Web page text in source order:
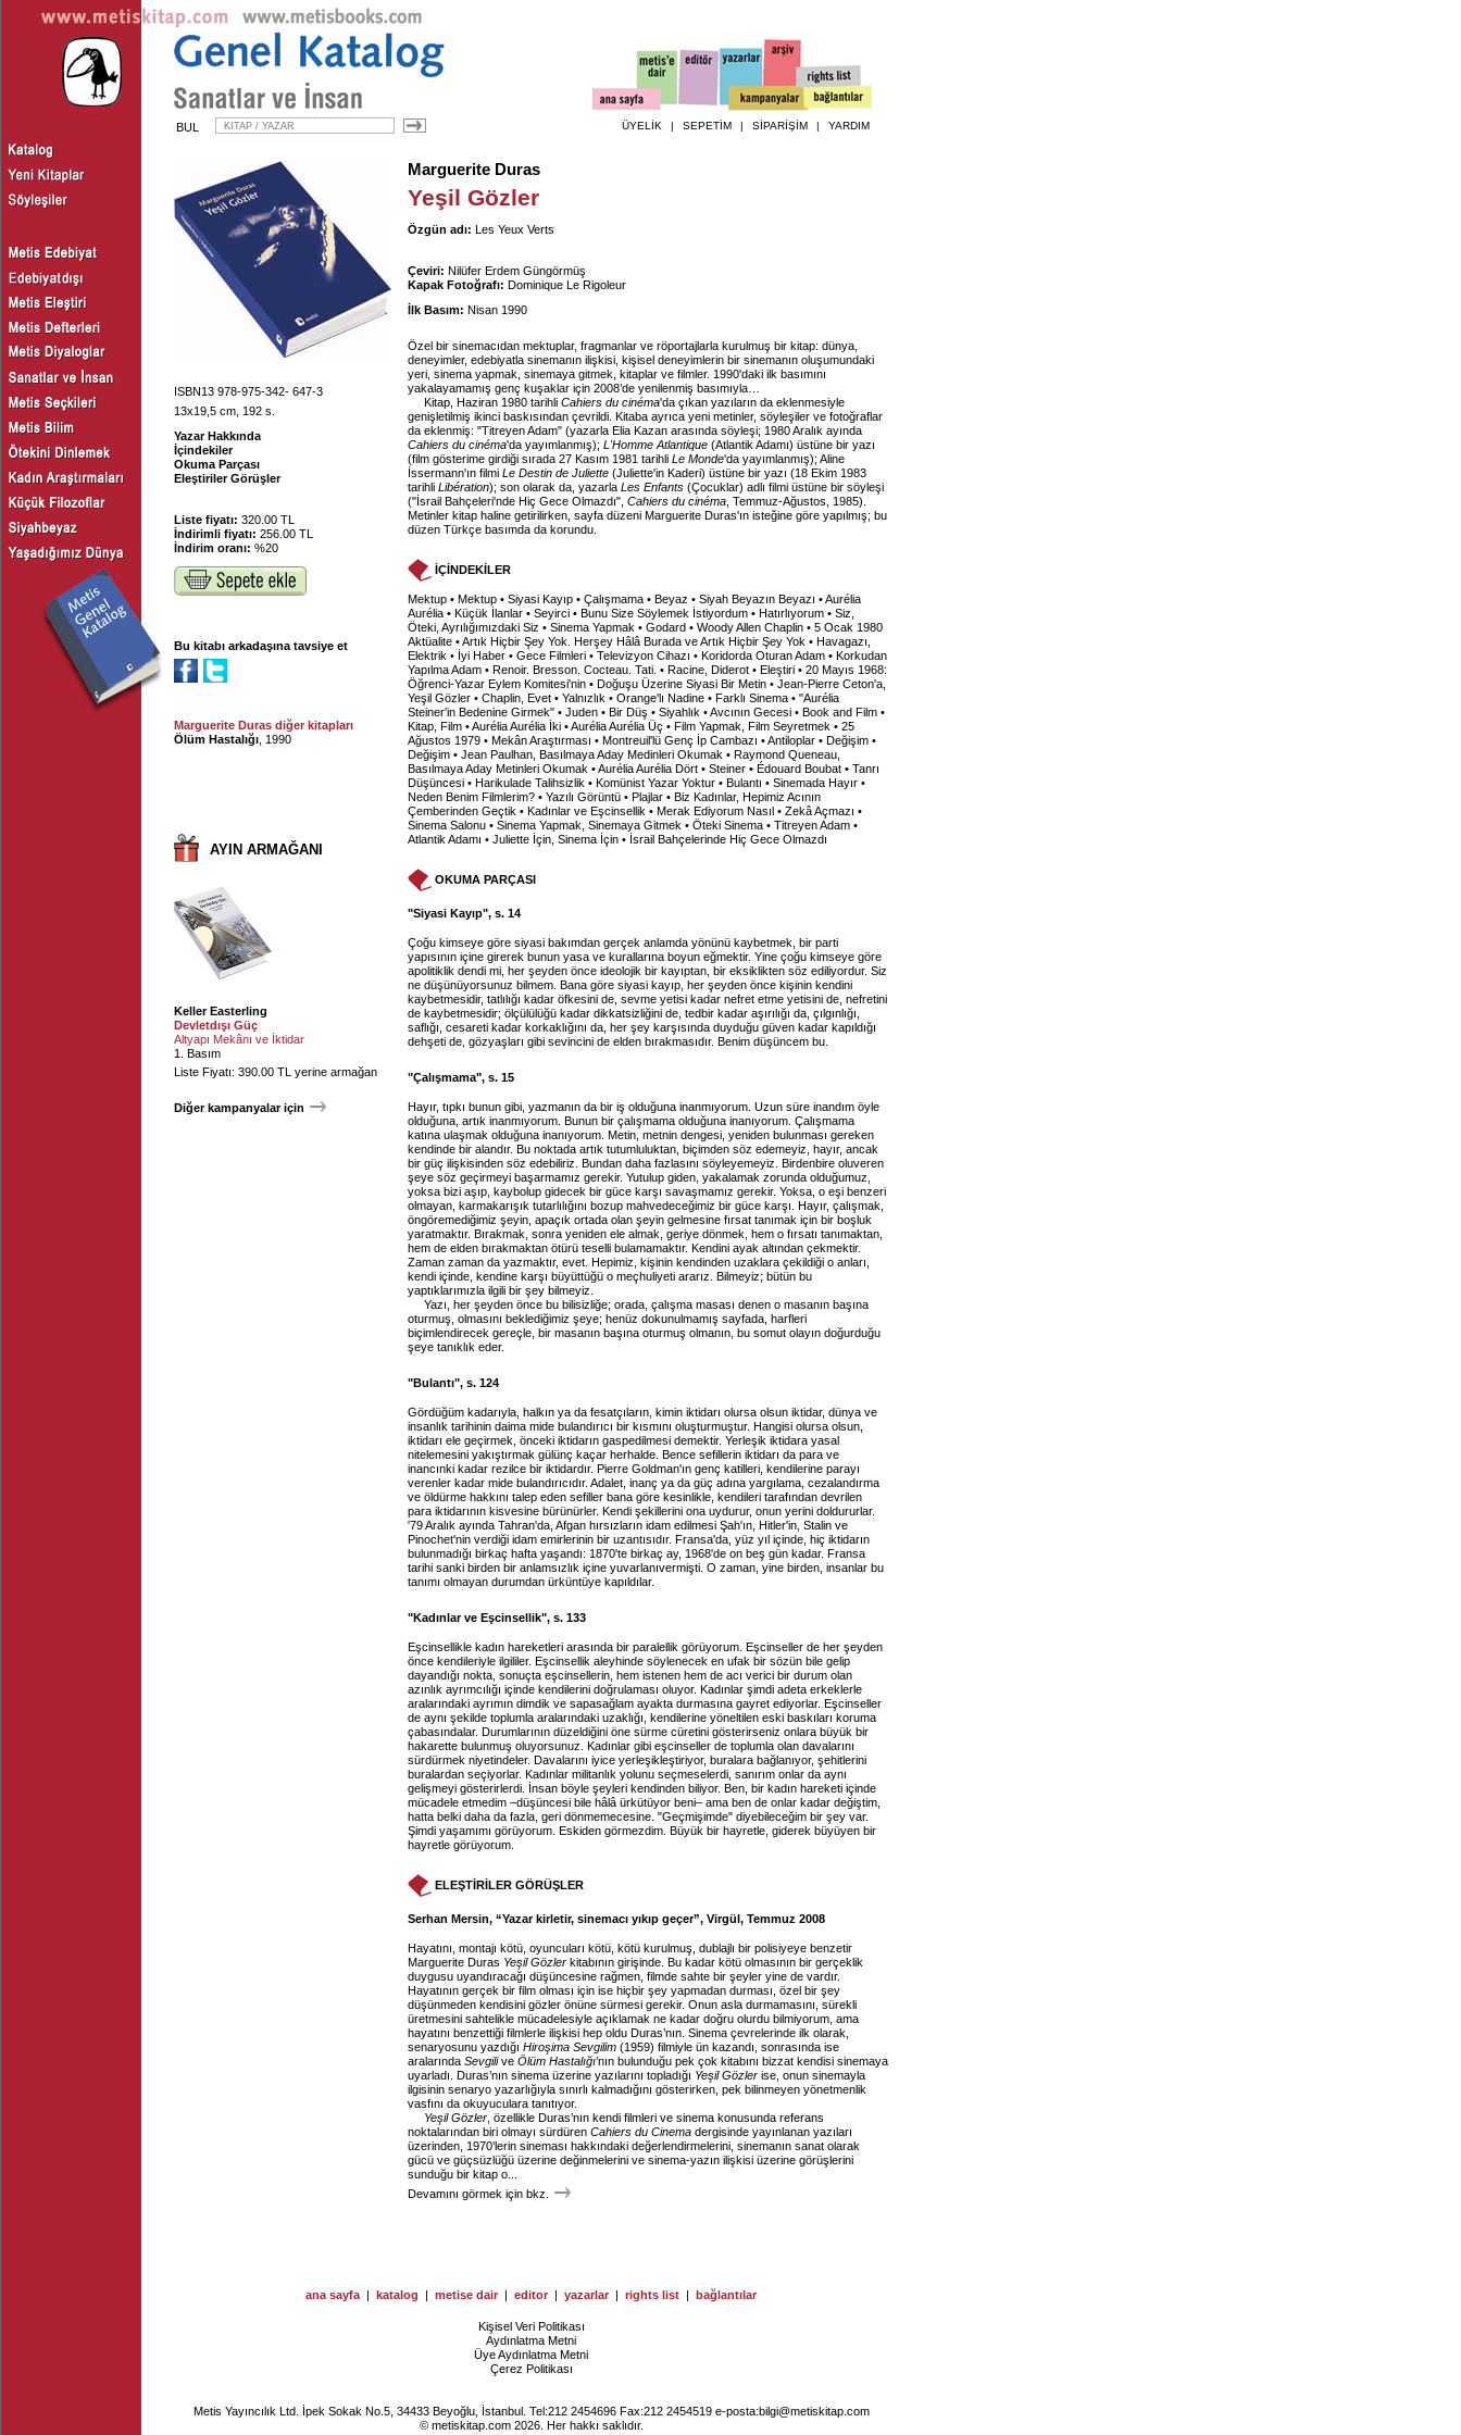
BUL ÜYELİK | SEPETİM | SİPARİŞİM | YARDIM
ISBN13 978-975-342- 647-3
13x19,5 cm, 192 s.
Yazar Hakkında
İçindekiler
Okuma Parçası
Eleştiriler Görüşler
Liste fiyatı: 320.00 TL
İndirimli fiyatı: 256.00 TL
İndirim oranı: %20
Bu kitabı arkadaşına tavsiye et
Marguerite Duras diğer kitapları
Ölüm Hastalığı , 1990
AYIN ARMAĞANI
Keller Easterling
Devletdışı Güç
Altyapı Mekânı ve İktidar
1. Basım
Liste Fiyatı: 390.00 TL yerine armağan
Diğer kampanyalar için
Marguerite Duras
Yeşil Gözler
Özgün adı: Les Yeux Verts
Çeviri: Nilüfer Erdem Güngörmüş
Kapak Fotoğrafı: Dominique Le Rigoleur
İlk Basım: Nisan 1990
Özel bir sinemacıdan mektuplar, fragmanlar ve röportajlarla kurulmuş bir kitap: dünya,
deneyimler, edebiyatla sinemanın ilişkisi, kişisel deneyimlerin bir sinemanın oluşumundaki
yeri, sinema yapmak, sinemaya gitmek, kitaplar ve filmler. 1990'daki ilk basımını
yakalayamamış genç kuşaklar için 2008’de yenilenmiş basımıyla…
Kitap, Haziran 1980 tarihli Cahiers du cinéma'da çıkan yazıların da eklenmesiyle
genişletilmiş ikinci baskısından çevrildi. Kitaba ayrıca yeni metinler, söyleşiler ve fotoğraflar
da eklenmiş: "Titreyen Adam" (yazarla Elia Kazan arasında söyleşi; 1980 Aralık ayında
Cahiers du cinéma'da yayımlanmış); L'Homme Atlantique (Atlantik Adamı) üstüne bir yazı
(film gösterime girdiği sırada 27 Kasım 1981 tarihli Le Monde'da yayımlanmış); Aline
İssermann'ın filmi Le Destin de Juliette (Juliette'in Kaderi) üstüne bir yazı (18 Ekim 1983
tarihli Libération); son olarak da, yazarla Les Enfants (Çocuklar) adlı filmi üstüne bir söyleşi
("İsrail Bahçeleri'nde Hiç Gece Olmazdı", Cahiers du cinéma , Temmuz-Ağustos, 1985).
Metinler kitap haline getirilirken, sayfa düzeni Marguerite Duras'ın isteğine göre yapılmış; bu
düzen Türkçe basımda da korundu.
İÇİNDEKİLER
Mektup • Mektup • Siyasi Kayıp • Çalışmama • Beyaz • Siyah Beyazın Beyazı • Aurélia
Aurélia • Küçük İlanlar • Seyirci • Bunu Size Söylemek İstiyordum • Hatırlıyorum • Siz,
Öteki, Ayrılığımızdaki Siz • Sinema Yapmak • Godard • Woody Allen Chaplin • 5 Ocak 1980
Aktüalite • Artık Hiçbir Şey Yok. Herşey Hâlâ Burada ve Artık Hiçbir Şey Yok • Havagazı,
Elektrik • İyi Haber • Gece Filmleri • Televizyon Cihazı • Koridorda Oturan Adam • Korkudan
Yapılma Adam • Renoir. Bresson. Cocteau. Tati. • Racine, Diderot • Eleştiri • 20 Mayıs 1968:
Öğrenci-Yazar Eylem Komitesi'nin • Doğuşu Üzerine Siyasi Bir Metin • Jean-Pierre Ceton'a,
Yeşil Gözler • Chaplin, Evet • Yalnızlık • Orange'lı Nadine • Farklı Sinema • "Aurélia
Steiner'in Bedenine Girmek" • Juden • Bir Düş • Siyahlık • Avcının Gecesi • Book and Film •
Kitap, Film • Aurélia Aurélia İki • Aurélia Aurélia Üç • Film Yapmak, Film Seyretmek • 25
Ağustos 1979 • Mekân Araştırması • Montreuil'lü Genç İp Cambazı • Antiloplar • Değişim •
Değişim • Jean Paulhan, Basılmaya Aday Medinleri Okumak • Raymond Queneau,
Basılmaya Aday Metinleri Okumak • Aurélia Aurélia Dört • Steiner • Édouard Boubat • Tanrı
Düşüncesi • Harikulade Talihsizlik • Komünist Yazar Yoktur • Bulantı • Sinemada Hayır •
Neden Benim Filmlerim? • Yazılı Görüntü • Plajlar • Biz Kadınlar, Hepimiz Acının
Çemberinden Geçtik • Kadınlar ve Eşcinsellik • Merak Ediyorum Nasıl • Zekâ Açmazı •
Sinema Salonu • Sinema Yapmak, Sinemaya Gitmek • Öteki Sinema • Titreyen Adam •
Atlantik Adamı • Juliette İçin, Sinema İçin • İsrail Bahçelerinde Hiç Gece Olmazdı
OKUMA PARÇASI
"Siyasi Kayıp", s. 14
Çoğu kimseye göre siyasi bakımdan gerçek anlamda yönünü kaybetmek, bir parti
yapısının içine girerek bunun yasa ve kurallarına boyun eğmektir. Yine çoğu kimseye göre
apolitiklik dendi mi, her şeyden önce ideolojik bir kayıptan, bir eksiklikten söz ediliyordur. Siz
ne düşünüyorsunuz bilmem. Bana göre siyasi kayıp, her şeyden önce kişinin kendini
kaybetmesidir, tatlılığı kadar öfkesini de, sevme yetisi kadar nefret etme yetisini de, nefretini
de kaybetmesidir; ölçülülüğü kadar dikkatsizliğini de, tedbir kadar aşırılığı da, çılgınlığı,
saflığı, cesareti kadar korkaklığını da, her şey karşısında duyduğu güven kadar kapıldığı
dehşeti de, gözyaşları gibi sevincini de elden bırakmasıdır. Benim düşüncem bu.
"Çalışmama", s. 15
Hayır, tıpkı bunun gibi, yazmanın da bir iş olduğuna inanmıyorum. Uzun süre inandım öyle
olduğuna, artık inanmıyorum. Bunun bir çalışmama olduğuna inanıyorum. Çalışmama
katına ulaşmak olduğuna inanıyorum. Metin, metnin dengesi, yeniden bulunması gereken
kendinde bir alandır. Bu noktada artık tutumluluktan, biçimden söz edemeyiz, hayır, ancak
bir güç ilişkisinden söz edebiliriz. Bundan daha fazlasını söyleyemeyiz. Birdenbire oluveren
şeye söz geçirmeyi başarmamız gerekir. Yutulup giden, yakalamak zorunda olduğumuz,
yoksa bizi aşıp, kaybolup gidecek bir güce karşı savaşmamız gerekir. Yoksa, o eşi benzeri
olmayan, karmakarışık tutarlılığını bozup mahvedeceğimiz bir güce karşı. Hayır, çalışmak,
öngöremediğimiz şeyin, apaçık ortada olan şeyin gelmesine fırsat tanımak için bir boşluk
yaratmaktır. Bırakmak, sonra yeniden ele almak, geriye dönmek, hem o fırsatı tanımaktan,
hem de elden bırakmaktan ötürü teselli bulamamaktır. Kendini ayak altından çekmektir.
Zaman zaman da yazmaktır, evet. Hepimiz, kişinin kendinden uzaklara çekildiği o anları,
kendi içinde, kendine karşı büyüttüğü o meçhuliyeti ararız. Bilmeyiz; bütün bu
yaptıklarımızla ilgili bir şey bilmeyiz.
Yazı, her şeyden önce bu bilisizliğe; orada, çalışma masası denen o masanın başına
oturmuş, olmasını beklediğimiz şeye; henüz dokunulmamış sayfada, harfleri
biçimlendirecek gereçle, bir masanın başına oturmuş olmanın, bu somut olayın doğurduğu
şeye tanıklık eder.
"Bulantı", s. 124
Gördüğüm kadarıyla, halkın ya da fesatçıların, kimin iktidarı olursa olsun iktidar, dünya ve
insanlık tarihinin daima mide bulandırıcı bir kısmını oluşturmuştur. Hangisi olursa olsun,
iktidarı ele geçirmek, önceki iktidarın gaspedilmesi demektir. Yerleşik iktidara yasal
nitelemesini yakıştırmak gülünç kaçar herhalde. Bence sefillerin iktidarı da para ve
inancınki kadar rezilce bir iktidardır. Pierre Goldman'ın genç katilleri, kendilerine parayı
verenler kadar mide bulandırıcıdır. Adalet, inanç ya da güç adına yargılama, cezalandırma
ve öldürme hakkını talep eden sefiller bana göre kesinlikle, kendileri tarafından devrilen
para iktidarının kisvesine bürünürler. Kendi şekillerini ona uydurur, onun yerini doldururlar.
'79 Aralık ayında Tahran'da, Afgan hırsızların idam edilmesi Şah'ın, Hitler'in, Stalin ve
Pinochet'nin verdiği idam emirlerinin bir uzantısıdır. Fransa'da, yüz yıl içinde, hiç iktidarın
bulunmadığı birkaç hafta yaşandı: 1870'te birkaç ay, 1968'de on beş gün kadar. Fransa
tarihi sanki birden bir anlamsızlık içine yuvarlanıvermişti. O zaman, yine birden, insanlar bu
tanımı olmayan durumdan ürküntüye kapıldılar.
"Kadınlar ve Eşcinsellik", s. 133
Eşcinsellikle kadın hareketleri arasında bir paralellik görüyorum. Eşcinseller de her şeyden
önce kendileriyle ilgililer. Eşcinsellik aleyhinde söylenecek en ufak bir sözün bile gelip
dayandığı nokta, sonuçta eşcinsellerin, hem istenen hem de acı verici bir durum olan
azınlık ayrımcılığı içinde kendilerini doğrulaması oluyor. Kadınlar şimdi adeta erkeklerle
aralarındaki ayrımın dimdik ve sapasağlam ayakta durmasına gayret ediyorlar. Eşcinseller
de aynı şekilde toplumla aralarındaki uzaklığı, kendilerine yöneltilen eski baskıları koruma
çabasındalar. Durumlarının düzeldiğini öne sürme cüretini gösterirseniz onlara büyük bir
hakarette bulunmuş oluyorsunuz. Kadınlar gibi eşcinseller de toplumla olan davalarını
sürdürmek niyetindeler. Davalarını iyice yerleşikleştiriyor, buralara bağlanıyor, şehitlerini
buralardan seçiyorlar. Kadınlar militanlık yolunu seçmeselerdi, sanırım onlar da aynı
gelişmeyi gösterirlerdi. İnsan böyle şeyleri kendinden biliyor. Ben, bir kadın hareketi içinde
mücadele etmedim –düşüncesi bile hâlâ ürkütüyor beni– ama ben de onlar kadar değiştim,
hatta belki daha da fazla, geri dönmemecesine. "Geçmişimde" diyebileceğim bir şey var.
Şimdi yaşamımı görüyorum. Eskiden görmezdim. Büyük bir hayretle, giderek büyüyen bir
hayretle görüyorum.
ELEŞTİRİLER GÖRÜŞLER
Serhan Mersin, “Yazar kirletir, sinemacı yıkıp geçer”, Virgül, Temmuz 2008
Hayatını, montajı kötü, oyuncuları kötü, kötü kurulmuş, dublajlı bir polisiyeye benzetir
Marguerite Duras Yeşil Gözler kitabının girişinde. Bu kadar kötü olmasının bir gerçeklik
duygusu uyandıracağı düşüncesine rağmen, filmde sahte bir şeyler yine de vardır.
Hayatının gerçek bir film olması için ise hiçbir şey yapmadan durması, özel bir şey
düşünmeden kendisini gözler önüne sürmesi gerekir. Onun asla durmamasını, sürekli
üretmesini sahtelikle mücadelesiyle açıklamak ne kadar doğru olurdu bilmiyorum, ama
hayatını benzettiği filmlerle ilişkisi hep oldu Duras’nın. Sinema çevrelerinde ilk olarak,
senaryosunu yazdığı Hiroşima Sevgilim (1959) filmiyle ün kazandı, sonrasında ise
aralarında Sevgilive Ölüm Hastalığı’nın bulunduğu pek çok kitabını bizzat kendisi sinemaya
uyarladı. Duras’nın sinema üzerine yazılarını topladığı Yeşil Gözler ise, onun sinemayla
ilgisinin senaryo yazarlığıyla sınırlı kalmadığını gösterirken, pek bilinmeyen yönetmenlik
vasfını da okuyuculara tanıtıyor.
Yeşil Gözler , özellikle Duras’nın kendi filmleri ve sinema konusunda referans
noktalarından biri olmayı sürdüren Cahiers du Cinema dergisinde yayınlanan yazıları
üzerinden, 1970’lerin sineması hakkındaki değerlendirmelerini, sinemanın sanat olarak
gücü ve güçsüzlüğü üzerine değinmelerini ve sinema-yazın ilişkisi üzerine görüşlerini
sunduğu bir kitap o...
Devamını görmek için bkz.
ana sayfa | katalog | metise dair | editor | yazarlar | rights list | bağlantılar
Kişisel Veri Politikası
Aydınlatma Metni
Üye Aydınlatma Metni
Çerez Politikası
Metis Yayıncılık Ltd. İpek Sokak No.5, 34433 Beyoğlu, İstanbul. Tel:212 2454696 Fax:212 2454519 e-posta:bilgi@metiskitap.com
© metiskitap.com 2026. Her hakkı saklıdır.